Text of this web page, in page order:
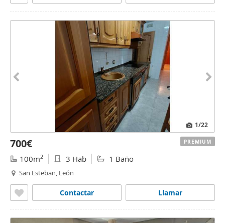
1/22
700€
100m2 3 Hab 1 Baño
San Esteban, León
Llamar
Contactar
PREMIUM